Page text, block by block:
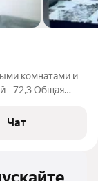
комнатами и
- 72,3 Oбщaя
в ЖК Русcкая
Чат